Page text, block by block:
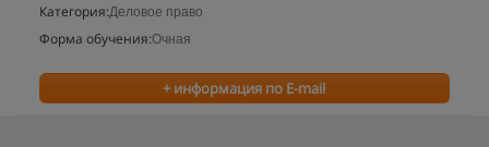
Категория:Деловое право
Форма обучения:Очная
+ информация по E-mail